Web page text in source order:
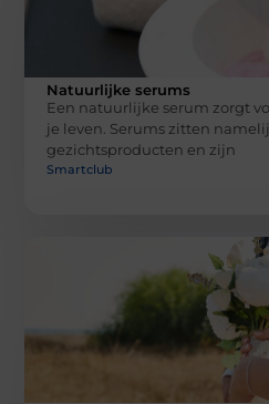
Natuurlijke serums
Een natuurlijke serum zorgt
je leven. Serums zitten
gezichtsproducten en zijn
Smartclub